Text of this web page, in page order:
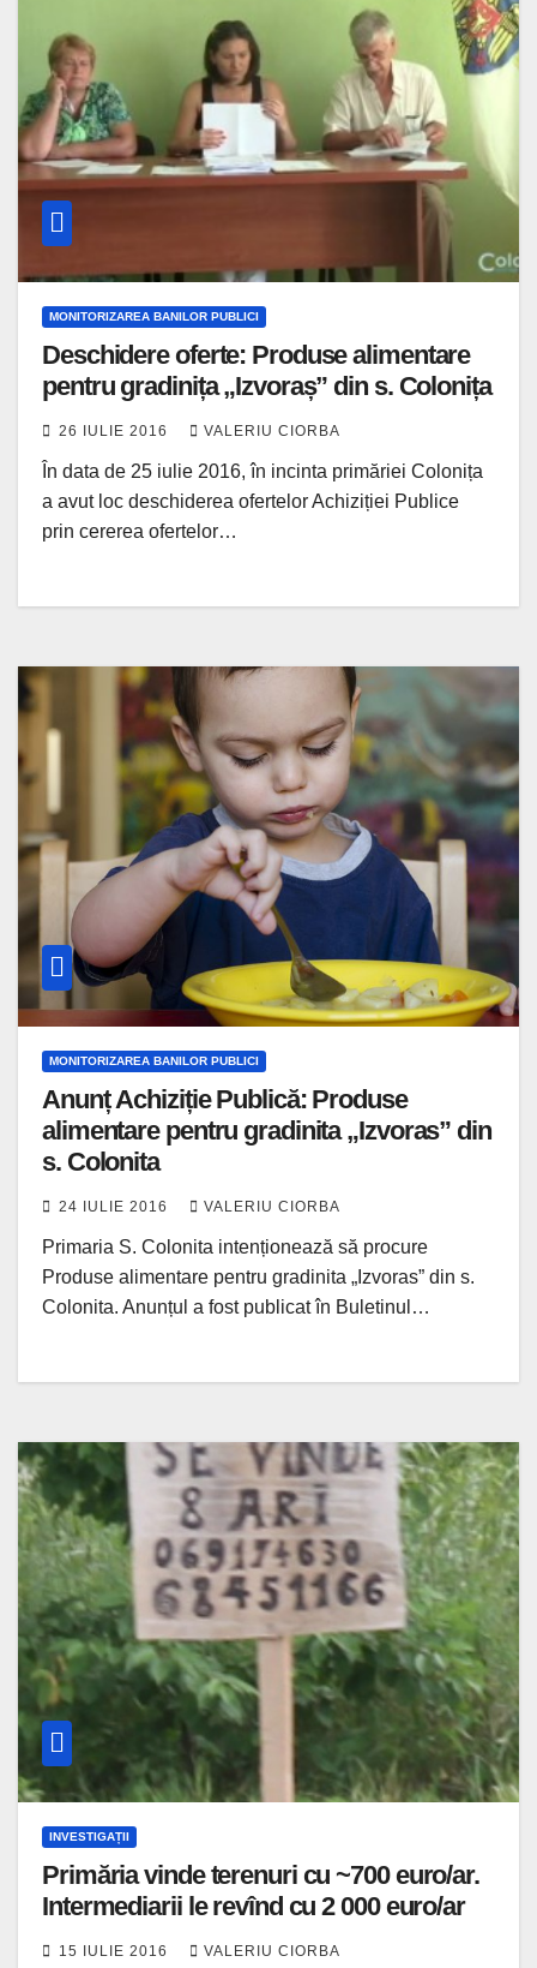
MONITORIZAREA BANILOR PUBLICI
Deschidere oferte: Produse alimentare
pentru gradinița „Izvoraș” din s. Colonița
26 IULIE 2016 VALERIU CIORBA
În data de 25 iulie 2016, în incinta primăriei Colonița
a avut loc deschiderea ofertelor Achiziției Publice
prin cererea ofertelor…
MONITORIZAREA BANILOR PUBLICI
Anunț Achiziție Publică: Produse
alimentare pentru gradinita „Izvoras” din
s. Colonita
24 IULIE 2016 VALERIU CIORBA
Primaria S. Colonita intenționează să procure
Produse alimentare pentru gradinita „Izvoras” din s.
Colonita. Anunțul a fost publicat în Buletinul…
INVESTIGAȚII
Primăria vinde terenuri cu ~700 euro/ar.
Intermediarii le revînd cu 2 000 euro/ar
15 IULIE 2016 VALERIU CIORBA